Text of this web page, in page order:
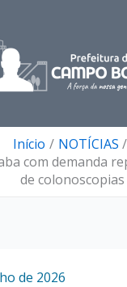
Início
NOTÍCIAS
com demanda
de colonoscopias
de 2026